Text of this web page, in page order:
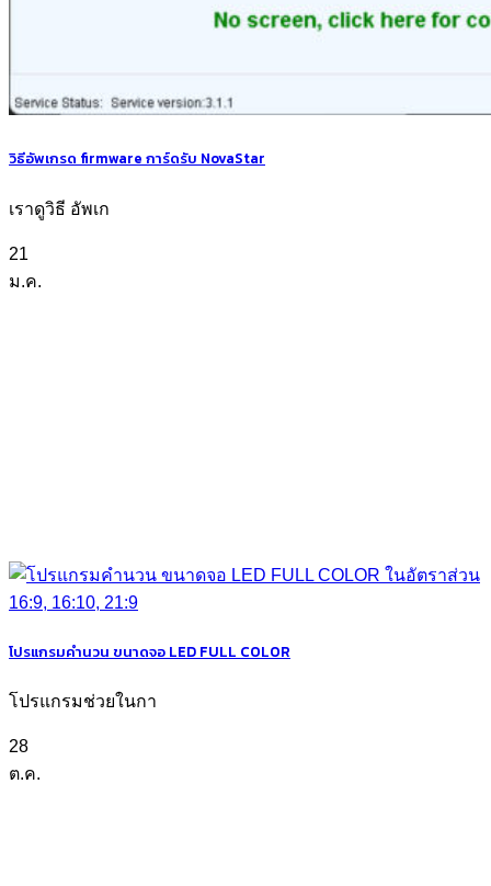
วิธีอัพเกรด firmware การ์ดรับ NovaStar
เราดูวิธี อัพเก
21
ม.ค.
โปรแกรมคำนวน ขนาดจอ LED FULL COLOR
โปรแกรมช่วยในกา
28
ต.ค.